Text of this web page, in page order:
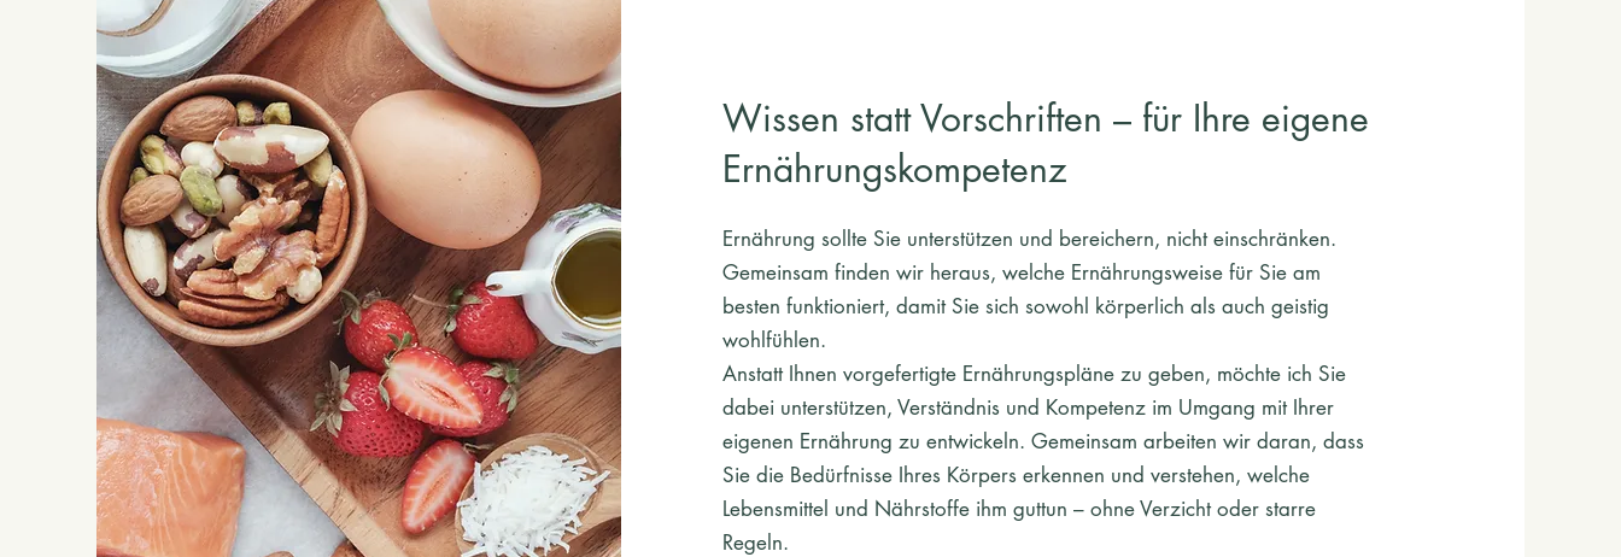
Wissen statt Vorschriften – für Ihre eigene
Ernährungskompetenz
Ernährung sollte Sie unterstützen und bereichern, nicht einschränken.
Gemeinsam finden wir heraus, welche Ernährungsweise für Sie am
besten funktioniert, damit Sie sich sowohl körperlich als auch geistig
wohlfühlen.
Anstatt Ihnen vorgefertigte Ernährungspläne zu geben, möchte ich Sie
dabei unterstützen, Verständnis und Kompetenz im Umgang mit Ihrer
eigenen Ernährung zu entwickeln. Gemeinsam arbeiten wir daran, dass
Sie die Bedürfnisse Ihres Körpers erkennen und verstehen, welche
Lebensmittel und Nährstoffe ihm guttun – ohne Verzicht oder starre
Regeln.